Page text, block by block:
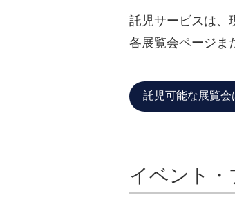
託児サービスは、
各展覧会ページま
託児可能な展覧会
イベント・